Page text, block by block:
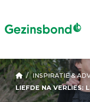
/ INSPIRATIE &